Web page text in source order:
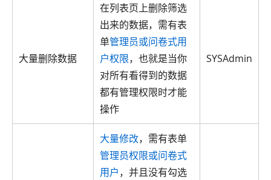
大量删除数据
在列表页上删除筛选
出来的数据，需有表
单管理员或问卷式用
户权限，也就是当你
对所有看得到的数据
都有管理权限时才能
操作
SYSAdmin
大量修改，需有表单
管理员权限或问卷式
用户，并且没有勾选